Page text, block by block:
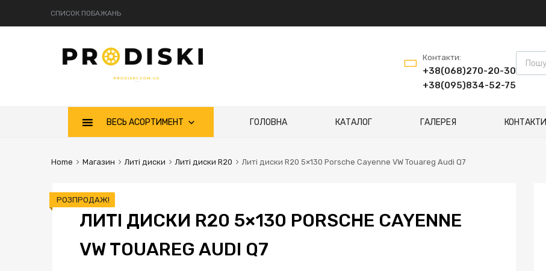
СПИСОК ПОБАЖАНЬ
Контакти:
+38(068)270-20-30
+38(095)834-52-75
ВЕСЬ АСОРТИМЕНТ ГОЛОВНА КАТАЛОГ ГАЛЕРЕЯ КОНТАКТИ
Home Магазин Литі диски Литі диски R20 Литі диски R20 5×130 Porsche Cayenne VW Touareg Audi Q7
ЛИТІ ДИСКИ R20 5×130 PORSCHE CAYENNE
VW TOUAREG AUDI Q7
РОЗПРОДАЖ!